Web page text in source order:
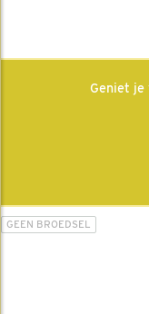
Geniet je
GEEN BROEDSEL